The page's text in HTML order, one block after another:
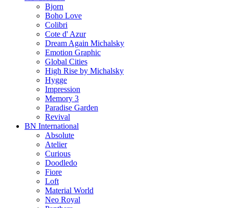
Bjorn
Boho Love
Colibri
Cote d' Azur
Dream Again Michalsky
Emotion Graphic
Global Cities
High Rise by Michalsky
Hygge
Impression
Memory 3
Paradise Garden
Revival
BN International
Absolute
Atelier
Curious
Doodledo
Fiore
Loft
Material World
Neo Royal